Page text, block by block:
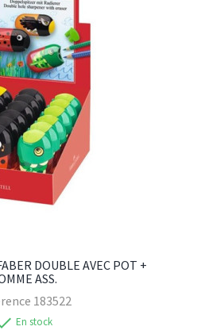
DOUBLE AVEC POT +
ASS.
183522
En stock